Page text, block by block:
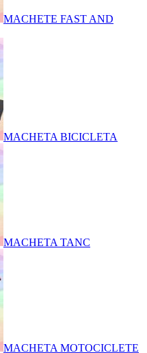
MACHETE FAST AND
MACHETA BICICLETA
MACHETA TANC
MACHETA MOTOCICLETE